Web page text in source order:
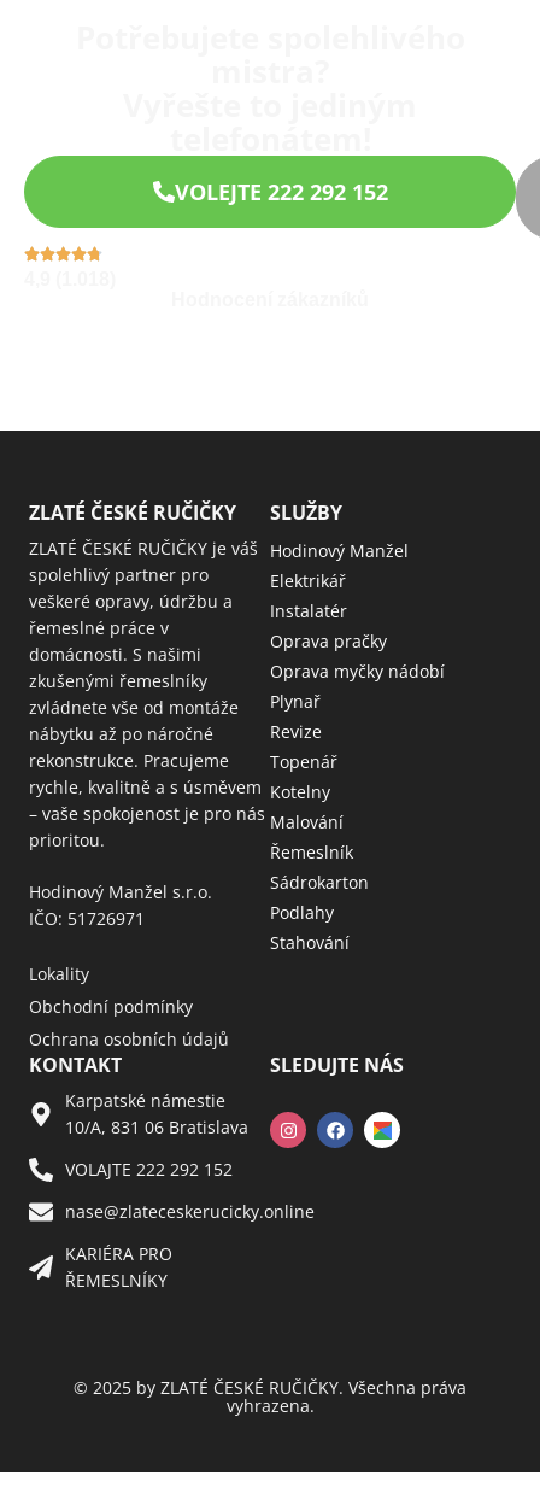
VOLEJTE 222 292 152
ZLATÉ ČESKÉ RUČIČKY
ZLATÉ ČESKÉ RUČIČKY je váš
spolehlivý partner pro
veškeré opravy, údržbu a
řemeslné práce v
domácnosti. S našimi
zkušenými řemeslníky
zvládnete vše od montáže
nábytku až po náročné
rekonstrukce. Pracujeme
rychle, kvalitně a s úsměvem
– vaše spokojenost je pro nás
prioritou.
Hodinový Manžel s.r.o.
IČO: 51726971
Lokality
Obchodní podmínky
Ochrana osobních údajů
SLUŽBY
Hodinový Manžel
Elektrikář
Instalatér
Oprava pračky
Oprava myčky nádobí
Plynař
Revize
Topenář
Kotelny
Malování
Řemeslník
Sádrokarton
Podlahy
Stahování
KONTAKT
Karpatské námestie
10/A, 831 06 Bratislava
VOLAJTE 222 292 152
nase@zlateceskerucicky.online
KARIÉRA PRO
ŘEMESLNÍKY
SLEDUJTE NÁS
© 2025 by ZLATÉ ČESKÉ RUČIČKY. Všechna práva
vyhrazena.